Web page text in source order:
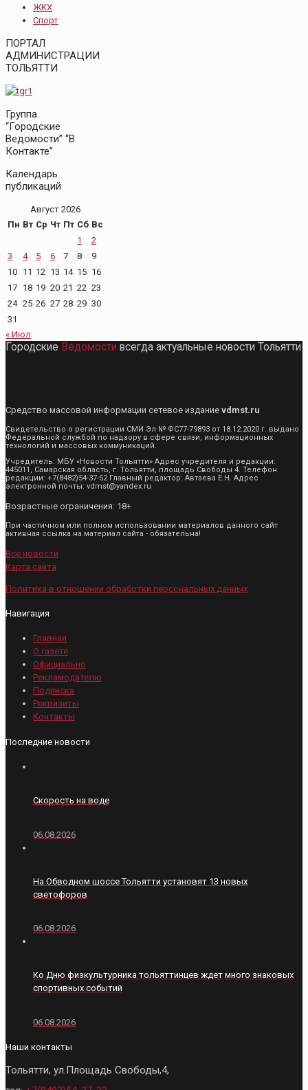
ЖКХ
Спорт
ПОРТАЛ
АДМИНИСТРАЦИИ
ТОЛЬЯТТИ
Группа
“Городские
Ведомости” “В
Контакте”
Календарь
публикаций
Август 2026
Пн Вт Ср Чт Пт Сб Вс
1
2
3
4 5 6 7 8
9
10 11 12 13 14 15 16
17 18 19 20 21 22 23
24 25 26 27 28 29 30
31
« Июл
Городские Ведомости всегда актуальные новости Тольятти
Средство массовой информации сетевое издание vdmst.ru
Свидетельство о регистрации СМИ Эл № ФС77-79893 от 18.12.2020 г. выдано
Федеральной службой по надзору в сфере связи, информационных
технологий и массовых коммуникаций.
Учредитель: МБУ «Новости Тольятти» Адрес учредителя и редакции:
445011, Самарская область, г. Тольятти, площадь Свободы 4. Телефон
редакции: +7(8482)54-37-52 Главный редактор: Автаева Е.Н. Адрес
электронной почты: vdmst@yandex.ru
Возрастные ограничения: 18+
При частичном или полном использовании материалов данного сайт
активная ссылка на материал сайта - обязательна!
Все новости
Карта сайта
Политика в отношении обработки персональных данных
Навигация
Главная
О газете
Официально
Рекламодателю
Подписка
Реквизиты
Контакты
Последние новости
Скорость на воде
06.08.2026
На Обводном шоссе Тольятти установят 13 новых
светофоров
06.08.2026
Ко Дню физкультурника тольяттинцев ждет много знаковых
спортивных событий
06.08.2026
Наши контакты
Тольятти, ул.Площадь Свободы,4,